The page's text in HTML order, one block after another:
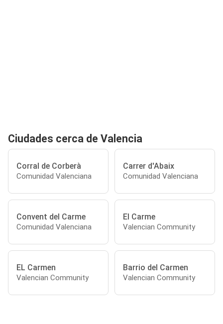
Ciudades cerca de Valencia
Corral de Corberà
Comunidad Valenciana
Carrer d'Abaix
Comunidad Valenciana
Convent del Carme
Comunidad Valenciana
El Carme
Valencian Community
EL Carmen
Valencian Community
Barrio del Carmen
Valencian Community